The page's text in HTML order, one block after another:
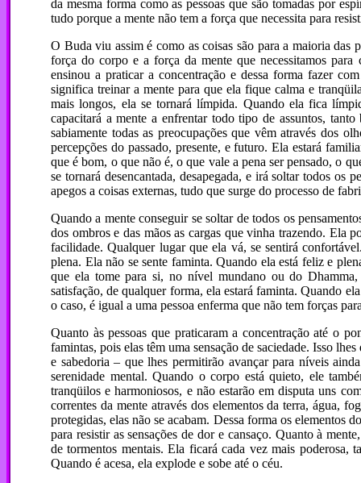
da mesma forma como as pessoas que são tomadas por
tudo porque a mente não tem a força que necessita para
O Buda viu assim é como as coisas são para a maioria das
força do corpo e a força da mente que necessitamos
ensinou a praticar a concentração e dessa forma fazer
significa treinar a mente para que ela fique calma e
mais longos, ela se tornará límpida. Quando ela fica
capacitará a mente a enfrentar todo tipo de assuntos,
sabiamente todas as preocupações que vêm através dos
percepções do passado, presente, e futuro. Ela estará
que é bom, o que não é, o que vale a pena ser pensado, o
se tornará desencantada, desapegada, e irá soltar todos os
apegos a coisas externas, tudo que surge do processo de
Quando a mente conseguir se soltar de todos os
dos ombros e das mãos as cargas que vinha trazendo. Ela
facilidade. Qualquer lugar que ela vá, se sentirá
plena. Ela não se sente faminta. Quando ela está feliz e
que ela tome para si, no nível mundano ou do Dhamma,
satisfação, de qualquer forma, ela estará faminta. Quando
o caso, é igual a uma pessoa enferma que não tem forças
Quanto às pessoas que praticaram a concentração até o
famintas, pois elas têm uma sensação de saciedade. Isso
e sabedoria – que lhes permitirão avançar para níveis
serenidade mental. Quando o corpo está quieto, ele
tranqüilos e harmoniosos, e não estarão em disputa uns
correntes da mente através dos elementos da terra, água,
protegidas, elas não se acabam. Dessa forma os elementos
para resistir as sensações de dor e cansaço. Quanto à
de tormentos mentais. Ela ficará cada vez mais
Quando é acesa, ela explode e sobe até o céu.